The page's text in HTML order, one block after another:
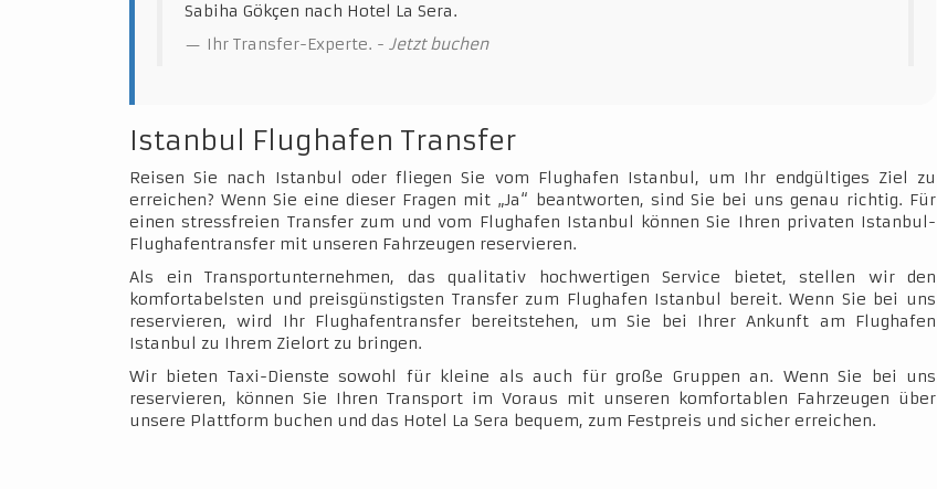
Sabiha Gökçen nach Hotel La Sera.
Ihr Transfer-Experte. - Jetzt buchen
Istanbul Flughafen Transfer
Reisen Sie nach Istanbul oder fliegen Sie vom Flughafen Istanbul, um Ihr endgültiges Ziel zu
erreichen? Wenn Sie eine dieser Fragen mit „Ja“ beantworten, sind Sie bei uns genau richtig. Für
einen stressfreien Transfer zum und vom Flughafen Istanbul können Sie Ihren privaten Istanbul-
Flughafentransfer mit unseren Fahrzeugen reservieren.
Als ein Transportunternehmen, das qualitativ hochwertigen Service bietet, stellen wir den
komfortabelsten und preisgünstigsten Transfer zum Flughafen Istanbul bereit. Wenn Sie bei uns
reservieren, wird Ihr Flughafentransfer bereitstehen, um Sie bei Ihrer Ankunft am Flughafen
Istanbul zu Ihrem Zielort zu bringen.
Wir bieten Taxi-Dienste sowohl für kleine als auch für große Gruppen an. Wenn Sie bei uns
reservieren, können Sie Ihren Transport im Voraus mit unseren komfortablen Fahrzeugen über
unsere Plattform buchen und das Hotel La Sera bequem, zum Festpreis und sicher erreichen.